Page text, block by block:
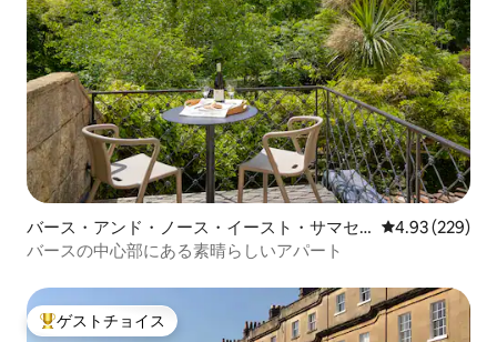
バース・アンド・ノース・イースト・サマセ
ットのコンドミニアム
レビュー229
4.93 (229)
バースの中心部にある素晴らしいアパート
大好評のゲストチョイスです。
ゲストチョイス